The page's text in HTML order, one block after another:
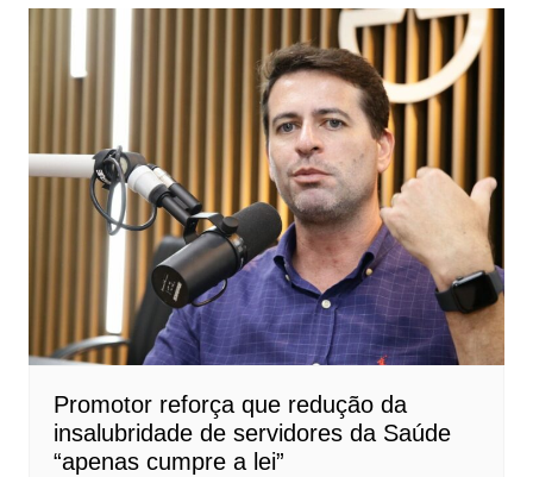
Promotor reforça que redução da
insalubridade de servidores da Saúde
“apenas cumpre a lei”